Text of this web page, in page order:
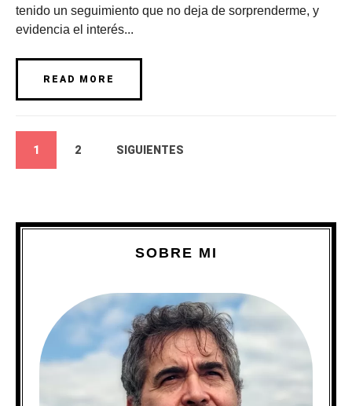
tenido un seguimiento que no deja de sorprenderme, y
evidencia el interés...
READ MORE
1 2 SIGUIENTES
SOBRE MI